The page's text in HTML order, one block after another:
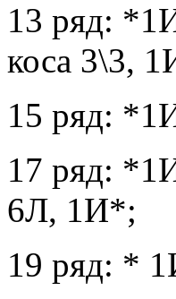
13 ряд:
коса 3\3,
15 ряд:
17 ряд:
6Л, 1И*;
19 ряд: *